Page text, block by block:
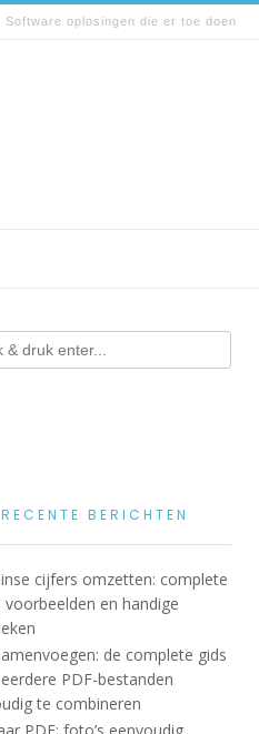
Software oplosingen die er toe doen
RECENTE BERICHTEN
cijfers omzetten: complete
voorbeelden en handige
de complete gids
PDF-bestanden
te combineren